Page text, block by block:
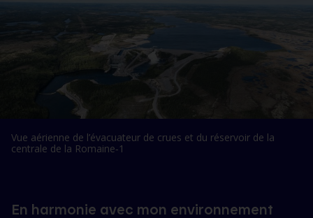
Vue aérienne de l’évacuateur de crues et du réservoir de la
centrale de la Romaine‑1
En harmonie avec mon environnement